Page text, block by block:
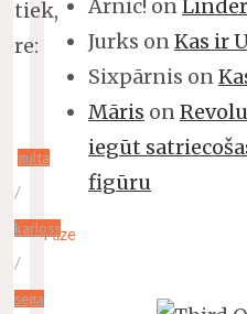
Arnic! on
Jurks onKas ir
Sixpārnis on
Māris on
iegūt
figūru
Fāze
tiek,
re:
gulta
/
karloss
/
sega